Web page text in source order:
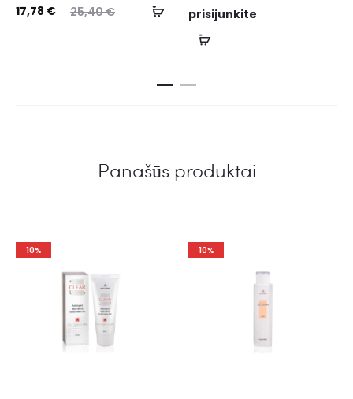
25,40€
17,78 €
prisijunkite
Panašūs produktai
10% 10%